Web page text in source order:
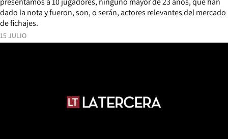
15 JULIO
dado la nota y fueron, son, o serán, actores relevantes del mercado
de fichajes.